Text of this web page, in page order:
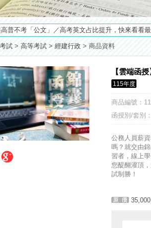
書數位化，112年起全面實施！點我看詳情>>>
高普不考「公文」／高考英文占比提升，快來看看
起，雲端函授之課堂教材須知，請點我查看☀☀☀
囊函授Facebook粉絲專頁◆，最新消息、優惠活
增加便利商店付款方式，便利到不行！馬上使用►
／修正部份考試科目及大綱，趕快來看看有哪一些
畫】恭賀金榜！上榜生獎學金申請辦法與表格下
O￣)】你對國營事業了解多少呢? 必考國事業的
書數位化，112年起全面實施！點我看詳情>>>
試 > 高等考試 > 經建行政 > 商品資料
【雲端函
115年度
商品編號 ：
函授別/套別
公務人員薪
嗎？就交由
習者，線上
您醍醐灌頂
試制勝！
35,000